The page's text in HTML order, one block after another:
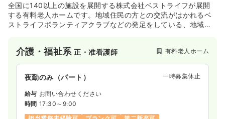
全国に140以上の施設を展開する株式会社ベストライフが展開
する有料老人ホームです。地域住民の方との交流がはかれるベ
ストライフボランティアクラブなどの発足をしている、地域密
介護・福祉系正・准看護師 有料老人ホーム
夜勤のみ（パート） 一時募集休止
給与 お問い合わせください
時間 17:30～9:00